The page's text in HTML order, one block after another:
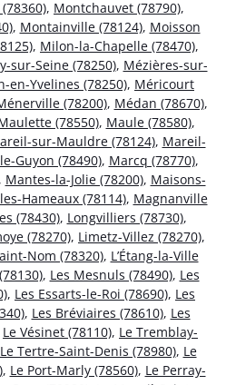
, Montchauvet (78790),
, Montainville (78124), Moisson
, Milon-la-Chapelle (78470),
sur-Seine (78250), Mézières-sur-
en-Yvelines (78250), Méricourt
(78200), Médan (78670),
(78550), Maule (78580),
sur-Mauldre (78124), Mareil-
Guyon (78490), Marcq (78770),
Mantes-la-Jolie (78200), Maisons-
Hameaux (78114), Magnanville
(78430), Longvilliers (78730),
(78270), Limetz-Villez (78270),
Nom (78320), L’Étang-la-Ville
, Les Mesnuls (78490), Les
, Les Essarts-le-Roi (78690), Les
, Les Bréviaires (78610), Les
Le Vésinet (78110), Le Tremblay-
Le Tertre-Saint-Denis (78980), Le
, Le Port-Marly (78560), Le Perray-